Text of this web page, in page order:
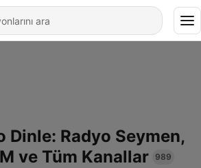
Dinle: Radyo Seymen,
ve Tüm Kanallar
989